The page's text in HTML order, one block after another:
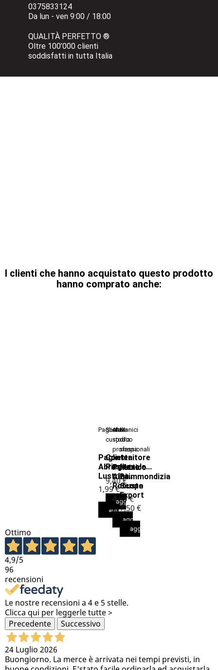
0375833124
Da lun - ven 9:00 / 18:00
QUALITÀ PERFETTO ®
Oltre 100’000 clienti
soddisfatti in tutta Italia
I clienti che hanno acquistato questo prodotto
hanno comprato anche:
Pagliette
Paglietta
Abrasiva
Lustrina...
1,99 €
aggiungi al carrello
Scatole
custodia
Contenitore
Pieghevole...
9,40 €
aggiungi al carrello
Alza
sporco
professionali
Paletta
Alzaimmondizia
Robusto
4,99 €
aggiungi al carrello
Manici
di
scopa
Manico
Di
Scopa
Export
7,50 €
aggiungi al carrello
Ottimo
4,9/5
96
recensioni
Le nostre recensioni a 4 e 5 stelle.
Clicca qui per leggerle tutte >
Precedente
Successivo
24 Luglio 2026
Buongiorno. La merce è arrivata nei tempi previsti, in